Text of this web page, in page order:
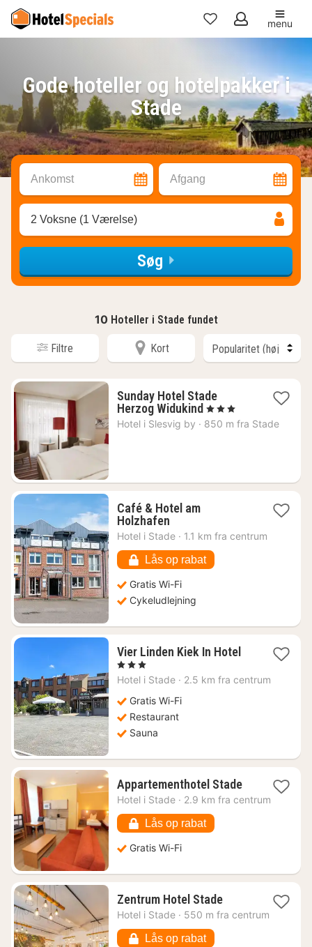
Mine
menu
Gode hoteller og hotelpakker i
Stade
Ankomst Afgang
2 Voksne (1 Værelse)
Søg
10 Hoteller i Stade fundet
Filtre Kort
Sunday Hotel Stade
Herzog Widukind 2
nætter
, 3 Stjerner
Hotel i Slesvig by · 850 m fra Stade
Café & Hotel am
Holzhafen1
nat
733
kr.
Hotel i Stade · 1.1 km fra centrum
Lås op rabat
Gratis Wi-Fi
Cykeludlejning
Vier Linden Kiek In Hotel1
fra
, 3 Stjerner
Hotel i Stade · 2.5 km fra centrum
Gratis Wi-Fi
Restaurant
Sauna
Appartementhotel Stade1
nat
Hotel i Stade · 2.9 km fra centrum
Lås op rabat
Gratis Wi-Fi
Zentrum Hotel Stade1
nat
Hotel i Stade · 550 m fra centrum
Lås op rabat